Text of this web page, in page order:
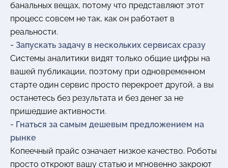
банальных вещах, потому что представляют этот
процесс совсем не так, как он работает в
реальности.
- Запускать задачу в нескольких сервисах сразу
Системы аналитики видят только общие цифры на
вашей публикации, поэтому при одновременном
старте один сервис просто перекроет другой, а вы
останетесь без результата и без денег за не
пришедшие активности.
- Гнаться за самым дешевым предложением на
рынке
Копеечный прайс означает низкое качество. Роботы
просто откроют вашу статью и мгновенно закроют